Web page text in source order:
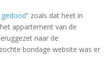
” zoals dat heet in
appartement van de
naar de
bondage website was er